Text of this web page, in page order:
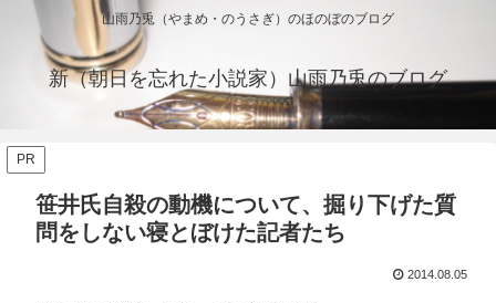
山雨乃兎（やまめ・のうさぎ）のほのぼのブログ
新（朝日を忘れた小説家）山雨乃兎のブログ
PR
笹井氏自殺の動機について、掘り下げた質
問をしない寝とぼけた記者たち
2014.08.05